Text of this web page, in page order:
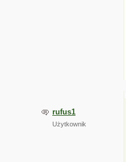
rufus1
Użytkownik